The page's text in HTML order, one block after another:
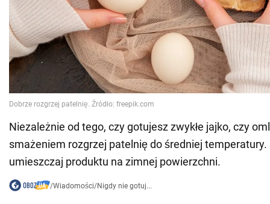
Niezależnie od tego, czy gotujesz zwykłe jajko, czy
smażeniem rozgrzej patelnię do średniej temperatury.
umieszczaj produktu na zimnej powierzchni.
/Wiadomości/Nigdy nie gotuj...